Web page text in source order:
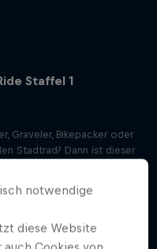
Staffel 1
Graveler, Bikepacker oder
Stadtrad? Dann ist dieser
Gravel-Rennen
notwendige
diese Website